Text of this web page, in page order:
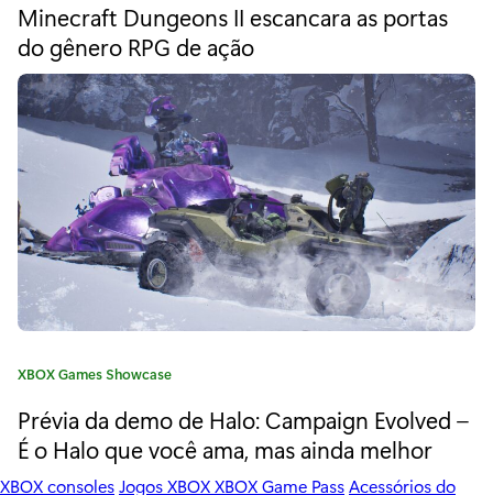
c
o
m
o
o
e
s
t
ú
i
o
t
e
o
r
i
Minecraft Dungeons II escancara as portas
do gênero RPG de ação
C
t
e
o
XBOX Games Showcase
Prévia da demo de Halo: Campaign Evolved –
É o Halo que você ama, mas ainda melhor
XBOX consolesJogos XBOXXBOX Game PassAcessórios do